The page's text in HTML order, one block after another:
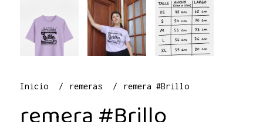
Inicio remeras remera #Brillo